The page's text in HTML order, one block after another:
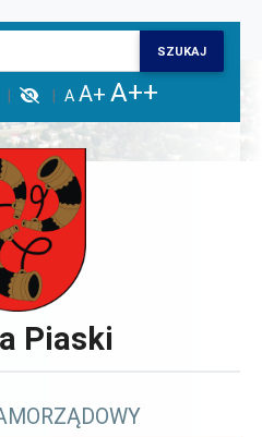
strony
głównej
do stopki
menu górnego
mapy serwisu
SZUKAJ
Piaski